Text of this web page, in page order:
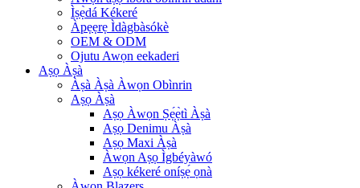
Ìṣẹ̀dá Kékeré
Àpẹẹrẹ Ìdàgbàsókè
OEM & ODM
Ojutu Awọn eekaderi
Aṣọ Àṣà
Àṣà Àṣà Àwọn Obìnrin
Aṣọ Àṣà
Aṣọ Àwọn Ṣẹ́ẹ̀tì Àṣà
Aṣọ Denimu Àṣà
Aṣọ Maxi Àṣà
Àwọn Aṣọ Ìgbéyàwó
Aṣọ kékeré oníṣẹ́ ọnà